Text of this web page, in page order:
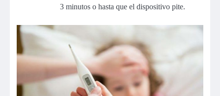
3 minutos o hasta que el dispositivo pite.